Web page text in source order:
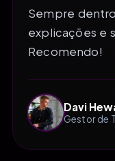
Sempre
explicações e
Recomendo!
Davi
Gestor de